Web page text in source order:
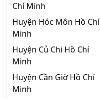
Chí Minh
Huyện Hóc Môn Hồ Chí
Minh
Huyện Củ Chi Hồ Chí
Minh
Huyện Cần Giờ Hồ Chí
Minh